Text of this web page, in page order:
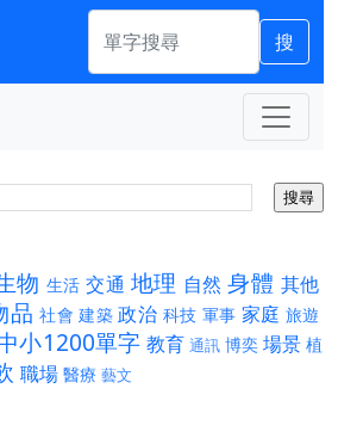
搜
物 生活 交通 地理 自然 身體 其他
品 社會 建築 政治 科技 軍事 家庭 旅遊
小1200單字 教育 通訊 博奕 場景 植
職場 醫療 藝文